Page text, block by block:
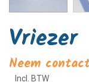
Vriezer
Neem